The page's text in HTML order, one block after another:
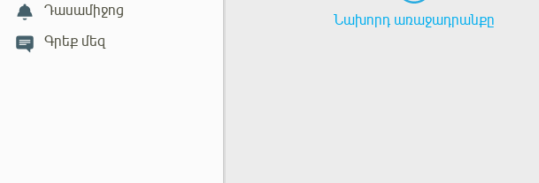
Դասամիջոց
Գրեք մեզ
Նախորդ առաջադրանքը